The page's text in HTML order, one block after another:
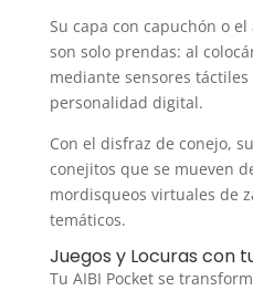
Su capa con capuchón o
son solo prendas: al
mediante sensores
personalidad digital.
Con el disfraz de conejo,
conejitos que se mueven
mordisqueos virtuales de
temáticos.
Juegos y Locuras con
Tu AIBI Pocket se